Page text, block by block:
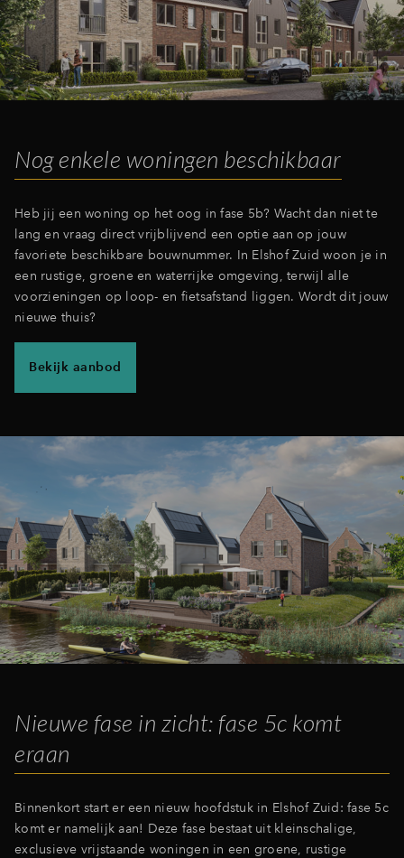
Inloggen
Nog enkele woningen beschikbaar
Heb jij een woning op het oog in fase 5b? Wacht dan niet te
lang en vraag direct vrijblijvend een optie aan op jouw
favoriete beschikbare bouwnummer. In Elshof Zuid woon je in
een rustige, groene en waterrijke omgeving, terwijl alle
voorzieningen op loop- en fietsafstand liggen. Wordt dit jouw
nieuwe thuis?
Bekijk aanbod
Nieuwe fase in zicht: fase 5c komt
eraan
Binnenkort start er een nieuw hoofdstuk in Elshof Zuid: fase 5c
komt er namelijk aan! Deze fase bestaat uit kleinschalige,
exclusieve vrijstaande woningen in een groene, rustige